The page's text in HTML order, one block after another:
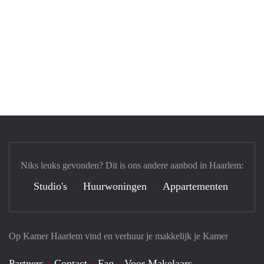
Op Kamer Haarlem vind en verhuur je makkelijk je Kamer
Niks leuks gevonden? Dit is ons andere aanbod in Haarlem:
Studio's Huurwoningen Appartementen